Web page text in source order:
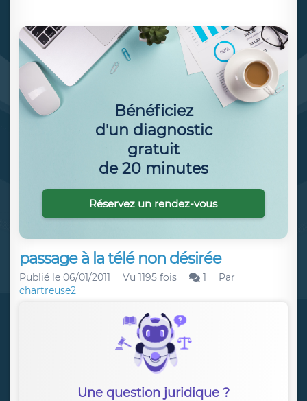
passage à la télé non désirée
Publié le 06/01/2011 Vu 1195 fois 1
Par
chartreuse2
Une question juridique ?
Bénéficiez
d'un diagnostic
gratuit
de 20 minutes
Réservez un rendez-vous